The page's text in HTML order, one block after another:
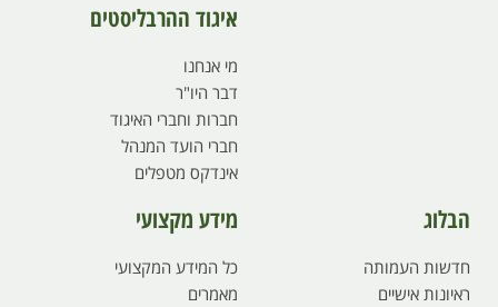
איגוד ההרבליסטים
מי אנחנו
דבר היו"ר
חברות וחברי האיגוד
חברי הועד המנהל
אינדקס מטפלים
הבלוג
חדשות העמותה
ראיונות אישיים
מידע מקצועי
כל המידע המקצועי
מאמרים